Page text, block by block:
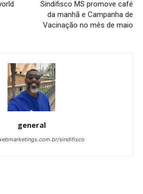
Sindifisco MS promove café
da manhã e Campanha de
Vacinação no mês de maio
general
sindifisco